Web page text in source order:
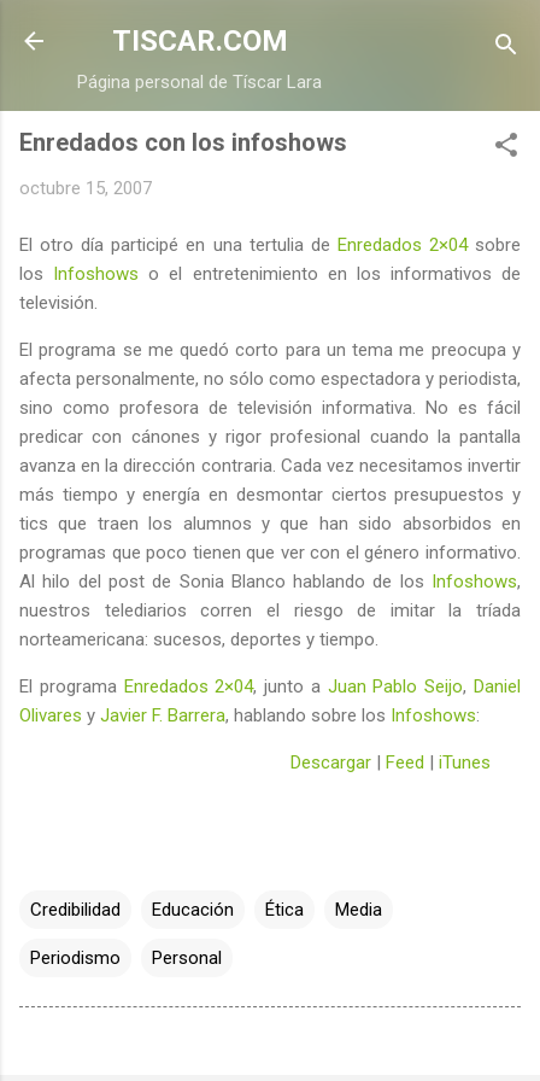
Ir al contenido principal
TISCAR.COM
Página personal de Tíscar Lara
Enredados con los infoshows
octubre 15, 2007
El otro día participé en una tertulia de Enredados 2×04sobre
los Infoshows o el entretenimiento en los informativos de
televisión.
El programa se me quedó corto para un tema me preocupa y
afecta personalmente, no sólo como espectadora y periodista,
sino como profesora de televisión informativa. No es fácil
predicar con cánones y rigor profesional cuando la pantalla
avanza en la dirección contraria. Cada vez necesitamos invertir
más tiempo y energía en desmontar ciertos presupuestos y
tics que traen los alumnos y que han sido absorbidos en
programas que poco tienen que ver con el género informativo.
Al hilo del post de Sonia Blanco hablando de los Infoshows,
nuestros telediarios corren el riesgo de imitar la tríada
norteamericana: sucesos, deportes y tiempo.
El programa Enredados 2×04, junto a Juan Pablo Seijo,Daniel
Olivares y Javier F. Barrera, hablando sobre los Infoshows:
Descargar | Feed | iTunes
Credibilidad Educación Ética Media
Periodismo Personal